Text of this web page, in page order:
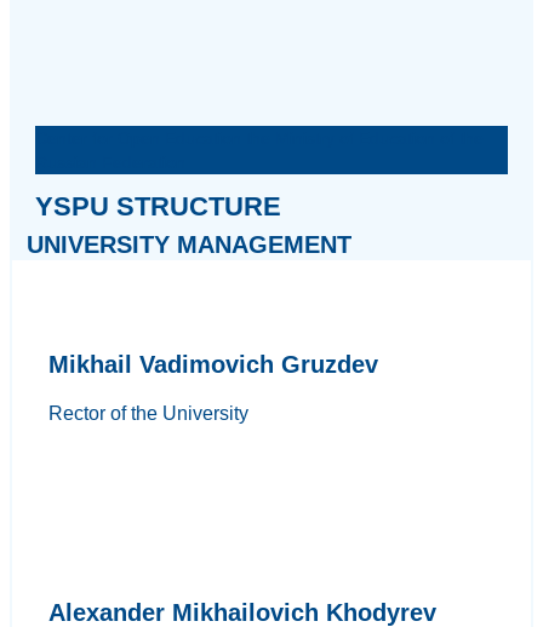
YSPU STRUCTURE
UNIVERSITY MANAGEMENT
Mikhail Vadimovich Gruzdev
Rector of the University
Alexander Mikhailovich Khodyrev